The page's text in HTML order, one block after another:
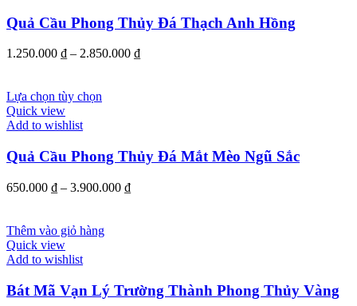
Quả Cầu Phong Thủy Đá Thạch Anh Hồng
1.250.000 ₫ – 2.850.000 ₫
Lựa chọn tùy chọn
Quick view
Add to wishlist
Quả Cầu Phong Thủy Đá Mắt Mèo Ngũ Sắc
650.000 ₫ – 3.900.000 ₫
Thêm vào giỏ hàng
Quick view
Add to wishlist
Bát Mã Vạn Lý Trường Thành Phong Thủy Vàng